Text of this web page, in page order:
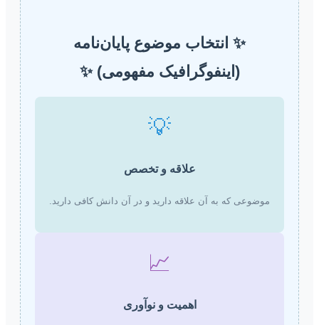
✨ انتخاب موضوع پایان‌نامه
(اینفوگرافیک مفهومی) ✨
💡
علاقه و تخصص
موضوعی که به آن علاقه دارید و در آن دانش کافی دارید.
📈
اهمیت و نوآوری